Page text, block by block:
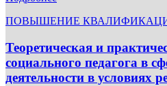
ПОВЫШЕНИЕ
Теоретическая и
социального педагога в
деятельности в условиях